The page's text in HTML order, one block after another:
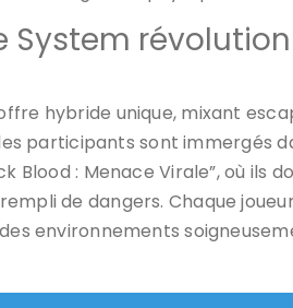
System
hybride unique, mixant
participants sont immergés
Blood : Menace Virale”, où ils
de dangers. Chaque
environnements